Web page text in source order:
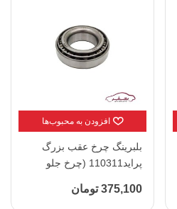
افزودن به محبوب‌ها
بلبرینگ چرخ عقب بزرگ
پراید110311 (چرخ جلو
110401
375,100 تومان